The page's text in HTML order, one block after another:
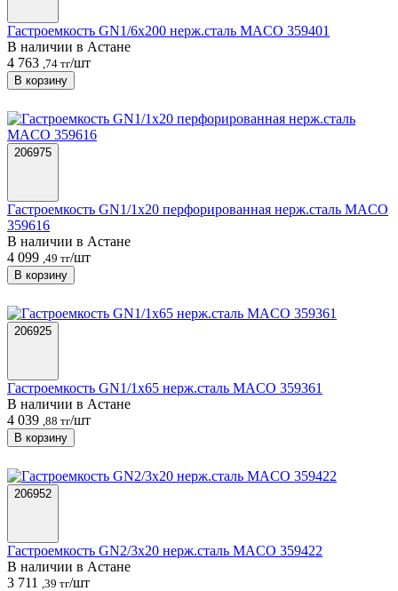
Гастроемкость GN1/6х200 нерж.сталь MACO 359401
В наличии в Астанe
4 763 ,74 тг/шт
В корзину
206975
Гастроемкость GN1/1х20 перфорированная нерж.сталь MACO
359616
В наличии в Астанe
4 099 ,49 тг/шт
В корзину
206925
Гастроемкость GN1/1х65 нерж.сталь MACO 359361
В наличии в Астанe
4 039 ,88 тг/шт
В корзину
206952
Гастроемкость GN2/3х20 нерж.сталь MACO 359422
В наличии в Астанe
3 711
,39 тг/шт